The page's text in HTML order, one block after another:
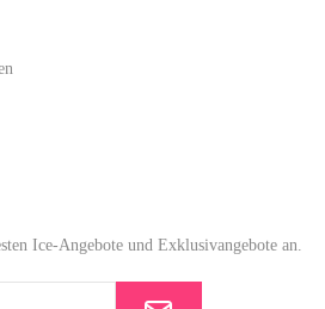
Ice-Angebote und Exklusivangebote an.